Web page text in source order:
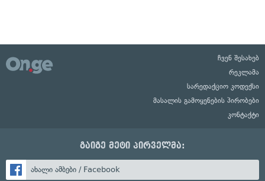
ჩვენ შესახებ
რეკლამა
სარედაქციო კოდექსი
მასალის გამოყენების პირობები
კონტაქტი
გაიგე მეტი პირველმა:
ახალი ამბები / Facebook